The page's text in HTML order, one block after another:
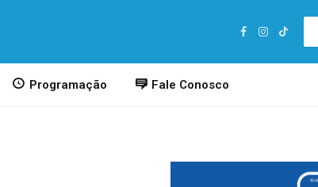
Facebook
Instagram
TikTok
Programação Fale Conosco